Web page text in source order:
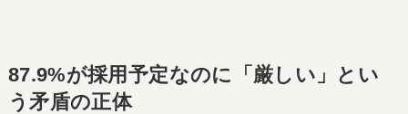
87.9%が採用予定なのに「厳しい」とい
う矛盾の正体